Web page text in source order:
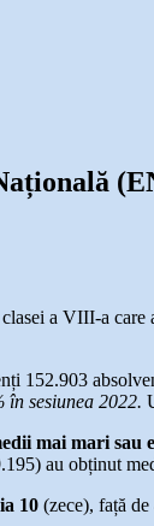
a VIII-a care
152.903
în sesiunea 2022.
mai mari sau
au obținut
10 (zece), față de